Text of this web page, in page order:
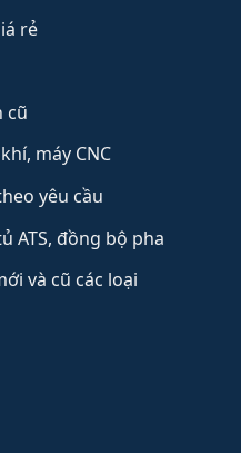
rẻ
cũ
máy CNC
yêu cầu
ATS, đồng bộ pha
và cũ các loại